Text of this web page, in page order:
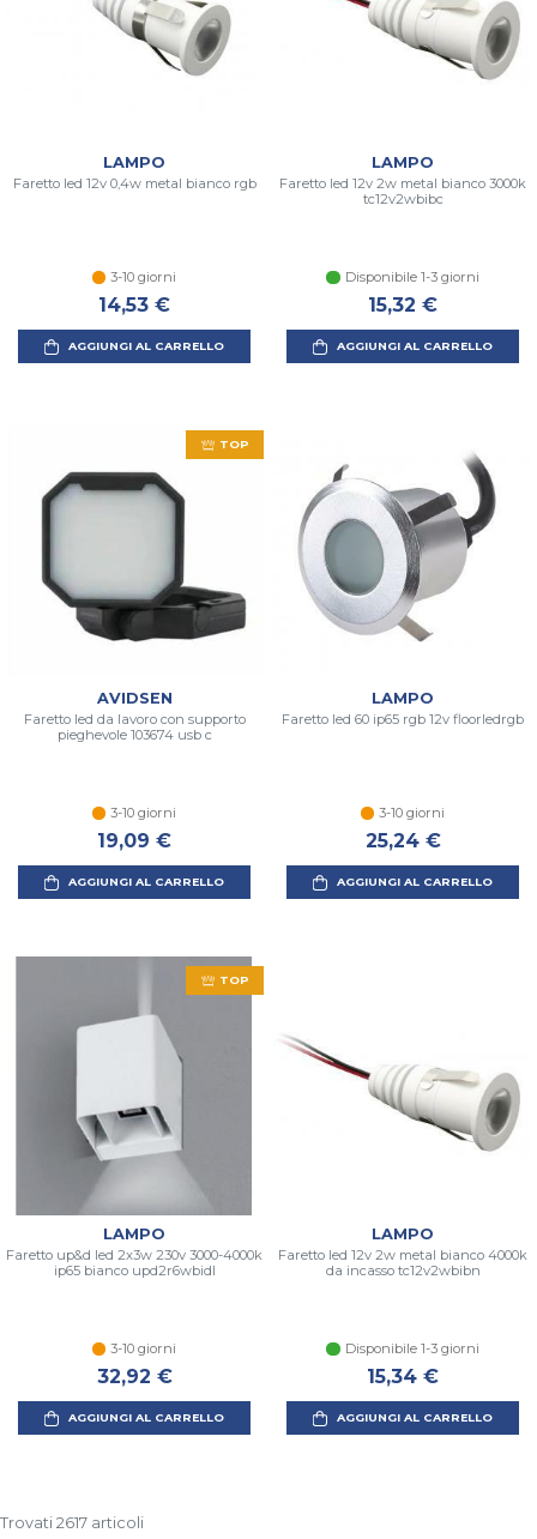
LAMPO
Faretto led 12v 0,4w metal bianco rgb
3-10 giorni
14,53 €
AGGIUNGI AL CARRELLO
LAMPO
Faretto led 12v 2w metal bianco 3000k
tc12v2wbibc
Disponibile 1-3 giorni
15,32 €
AGGIUNGI AL CARRELLO
TOP
AVIDSEN
Faretto led da lavoro con supporto
pieghevole 103674 usb c
3-10 giorni
19,09 €
AGGIUNGI AL CARRELLO
LAMPO
Faretto led 60 ip65 rgb 12v floorledrgb
3-10 giorni
25,24 €
AGGIUNGI AL CARRELLO
TOP
LAMPO
Faretto up&d led 2x3w 230v 3000-4000k
ip65 bianco upd2r6wbidl
3-10 giorni
32,92 €
AGGIUNGI AL CARRELLO
LAMPO
Faretto led 12v 2w metal bianco 4000k
da incasso tc12v2wbibn
Disponibile 1-3 giorni
15,34 €
AGGIUNGI AL CARRELLO
Trovati 2617 articoli